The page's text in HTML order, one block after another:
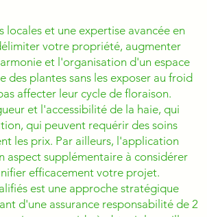
locales et une expertise avancée en
votre propriété, augmenter
et l'organisation d'un espace
plantes sans les exposer au froid
affecter leur cycle de floraison.
et l'accessibilité de la haie, qui
qui peuvent requérir des soins
les prix. Par ailleurs, l'application
aspect supplémentaire à considérer
efficacement votre projet.
est une approche stratégique
d'une assurance responsabilité de 2